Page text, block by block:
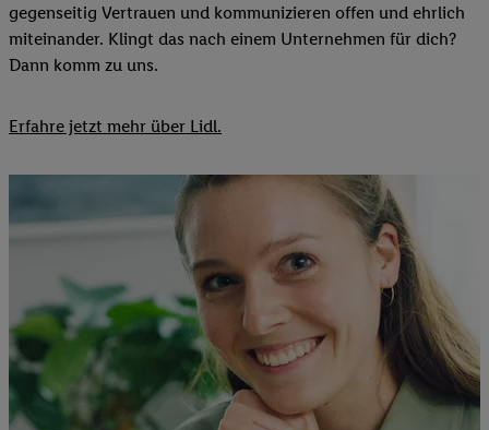
gegenseitig Vertrauen und kommunizieren offen und ehrlich
miteinander. Klingt das nach einem Unternehmen für dich?
Dann komm zu uns.​
Erfahre jetzt mehr über Lidl.